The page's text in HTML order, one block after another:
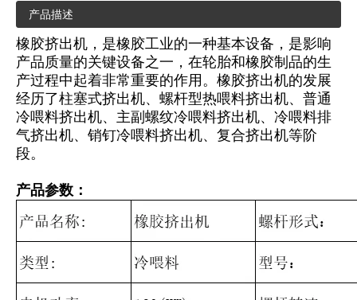
产品描述
橡胶挤出机，是橡胶工业的一种基本设备，是影响
产品质量的关键设备之一，在轮胎和橡胶制品的生
产过程中起着非常重要的作用。橡胶挤出机的发展
经历了柱塞式挤出机、螺杆型热喂料挤出机、普通
冷喂料挤出机、主副螺纹冷喂料挤出机、冷喂料排
气挤出机、销钉冷喂料挤出机、复合挤出机等阶
段。
产品参数：